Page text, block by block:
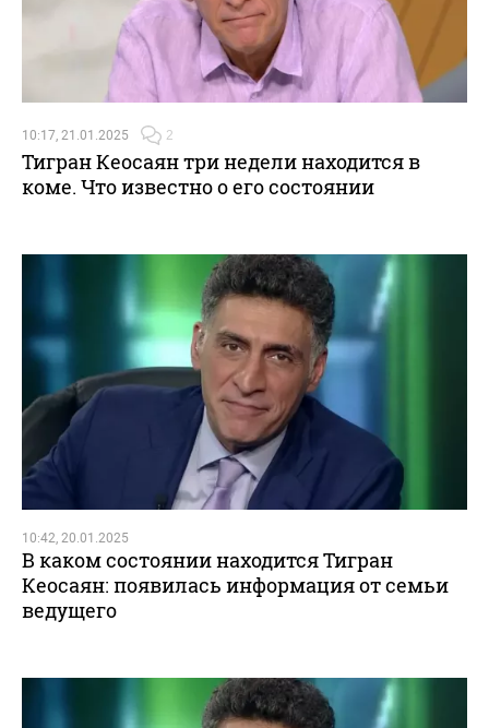
10:17, 21.01.2025 2
Тигран Кеосаян три недели находится в
коме. Что известно о его состоянии
10:42, 20.01.2025
В каком состоянии находится Тигран
Кеосаян: появилась информация от семьи
ведущего